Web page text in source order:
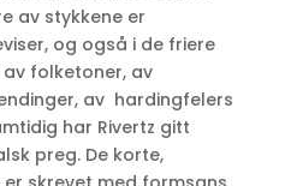
av stykkene er
og også i de friere
folketoner, av
av hardingfelers
har Rivertz gitt
preg. De korte,